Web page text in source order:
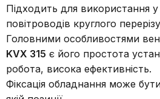
Підходить для використання у
повітроводів круглого
Головними особливостями
KVX 315 є його простота
робота, висока ефективність.
Фіксація обладнання може